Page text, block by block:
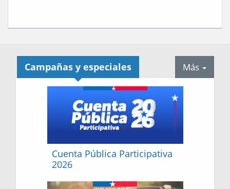
Más
Campañas y especiales
Cuenta Pública Participativa
2026